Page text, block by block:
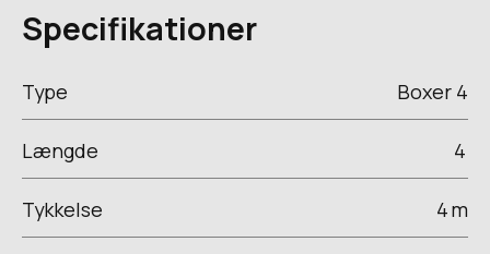
Specifikationer
Type Boxer 4
Længde 4
Tykkelse 4m